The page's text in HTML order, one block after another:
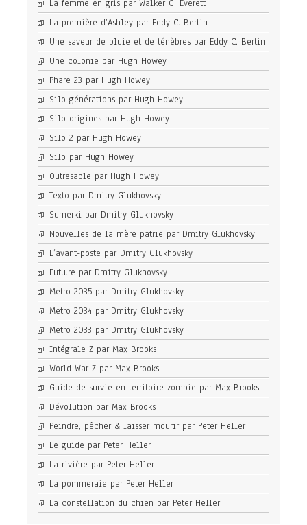
La femme en gris par Walker G. Everett
La première d’Ashley par Eddy C. Bertin
Une saveur de pluie et de ténèbres par Eddy C. Bertin
Une colonie par Hugh Howey
Phare 23 par Hugh Howey
Silo générations par Hugh Howey
Silo origines par Hugh Howey
Silo 2 par Hugh Howey
Silo par Hugh Howey
Outresable par Hugh Howey
Texto par Dmitry Glukhovsky
Sumerki par Dmitry Glukhovsky
Nouvelles de la mère patrie par Dmitry Glukhovsky
L’avant-poste par Dmitry Glukhovsky
Futu.re par Dmitry Glukhovsky
Metro 2035 par Dmitry Glukhovsky
Metro 2034 par Dmitry Glukhovsky
Metro 2033 par Dmitry Glukhovsky
Intégrale Z par Max Brooks
World War Z par Max Brooks
Guide de survie en territoire zombie par Max Brooks
Dévolution par Max Brooks
Peindre, pêcher & laisser mourir par Peter Heller
Le guide par Peter Heller
La rivière par Peter Heller
La pommeraie par Peter Heller
La constellation du chien par Peter Heller